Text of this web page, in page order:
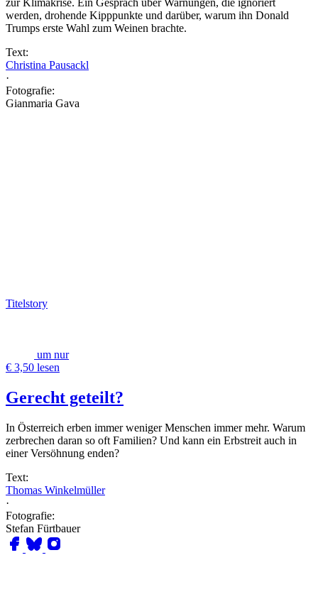
zur Klimakrise. Ein Gespräch über Warnungen, die ignoriert
werden, drohende Kipppunkte und darüber, warum ihn Donald
Trumps erste Wahl zum Weinen brachte.
Text:
Christina Pausackl
·
Fotografie:
Gianmaria Gava
Titelstory
um nur
€ 3,50 lesen
Gerecht geteilt?
In Österreich erben immer weniger Menschen immer mehr. Warum
zerbrechen daran so oft Familien? Und kann ein Erbstreit auch in
einer Versöhnung enden?
Text:
Thomas Winkelmüller
·
Fotografie:
Stefan Fürtbauer